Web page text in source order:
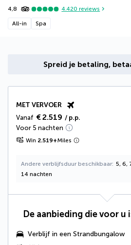
4,8 4.420 reviews
All-in Spa
Spreid je betaling,
MET VERVOER
Vanaf € 2.519 / p.p.
Voor 5 nachten
Win 2.519+Miles
Andere verblijfsduur beschikbaar 5, 6,
14 nachten
De aanbieding die voor u
Verblijf in een Strandbungalow